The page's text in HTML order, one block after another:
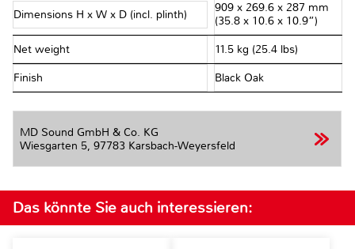
Dimensions H x W x D (incl. plinth)
909 x 269.6 x 287 mm
(35.8 x 10.6 x 10.9”)
Net weight 11.5 kg (25.4 lbs)
Finish Black Oak
MD Sound GmbH & Co. KG
Wiesgarten 5, 97783 Karsbach-Weyersfeld
Das könnte Sie auch interessieren: